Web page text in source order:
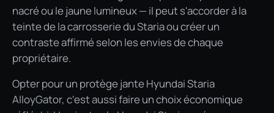
nacré ou le jaune lumineux — il peut s'accorder à la
teinte de la carrosserie du Staria ou créer un
contraste affirmé selon les envies de chaque
propriétaire.
Opter pour un protège jante Hyundai Staria
AlloyGator, c'est aussi faire un choix économique